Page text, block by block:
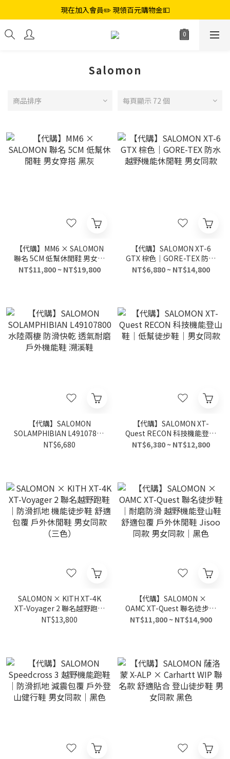
現在加入會員✏️ 現領百元購物金💵
Salomon
商品排序 每頁顯示 72 個
【代購】MM6 × SALOMON
聯名 5CM 低幫休閒鞋 男女穿
搭 黑灰
NT$11,800 ~ NT$19,800
【代購】SALOMON XT-6
GTX 棕色｜GORE-TEX 防水
越野機能休閒鞋 男女同款
NT$6,880 ~ NT$14,800
【代購】SALOMON
SOLAMPHIBIAN L49107800
水陸兩棲 防滑快乾 透氣耐磨
NT$6,680
【代購】SALOMON XT-
Quest RECON 科技機能登山
鞋｜低幫徒步鞋｜男女同款
NT$6,380 ~ NT$12,800
SALOMON × KITH XT-4K
XT-Voyager 2 聯名越野跑鞋
｜防滑抓地 機能徒步鞋 舒適
NT$13,800
【代購】SALOMON ×
OAMC XT-Quest 聯名徒步鞋
｜耐磨防滑 越野機能登山鞋
NT$11,800 ~ NT$14,900